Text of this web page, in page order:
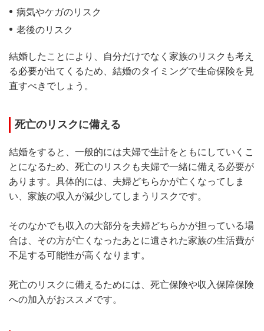
病気やケガのリスク
老後のリスク
結婚したことにより、自分だけでなく家族のリスクも考え
る必要が出てくるため、結婚のタイミングで生命保険を見
直すべきでしょう。
死亡のリスクに備える
結婚をすると、一般的には夫婦で生計をともにしていくこ
とになるため、死亡のリスクも夫婦で一緒に備える必要が
あります。具体的には、夫婦どちらかが亡くなってしま
い、家族の収入が減少してしまうリスクです。
そのなかでも収入の大部分を夫婦どちらかが担っている場
合は、その方が亡くなったあとに遺された家族の生活費が
不足する可能性が高くなります。
死亡のリスクに備えるためには、死亡保険や収入保障保険
への加入がおススメです。